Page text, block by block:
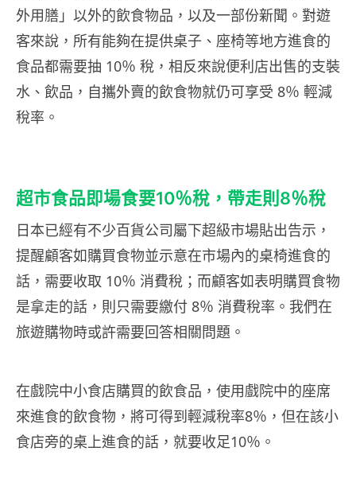
外用膳」以外的飲食物品，以及一部份新聞。對遊
客來說，所有能夠在提供桌子、座椅等地方進食的
食品都需要抽 10％ 稅，相反來說便利店出售的支裝
水、飲品，自攜外賣的飲食物就仍可享受 8％ 輕減
稅率。
超市食品即場食要10％稅，帶走則8％稅
日本已經有不少百貨公司屬下超級市場貼出告示，
提醒顧客如購買食物並示意在市場內的桌椅進食的
話，需要收取 10％ 消費稅；而顧客如表明購買食物
是拿走的話，則只需要繳付 8％ 消費稅率。我們在
旅遊購物時或許需要回答相關問題。
在戲院中小食店購買的飲食品，使用戲院中的座席
來進食的飲食物，將可得到輕減稅率8％，但在該小
食店旁的桌上進食的話，就要收足10％。